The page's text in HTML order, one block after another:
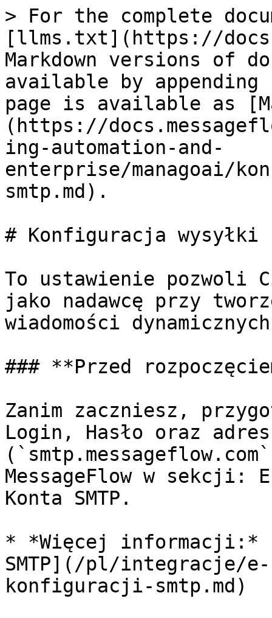
> For the complete
[llms.txt](https://
Markdown versions of
available by
page is available as
(https://
ing-automation-and-
enterprise/managoai/
smtp.md).
# Konfiguracja wysyłki
To ustawienie pozwoli
jako nadawcę przy
wiadomości
### **Przed
Zanim zaczniesz,
Login, Hasło oraz
MessageFlow w sekcji:
Konta SMTP.
* *Więcej informacji:*
SMTP](/pl/integracje/e-
konfiguracji-smtp.md)